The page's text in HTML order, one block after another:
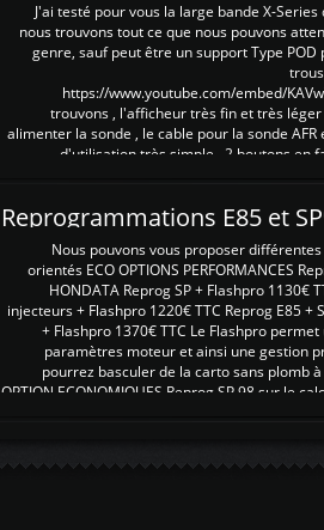
J'ai testé pour vous la large bande X-Series
nous trouvons tout ce que nous pouvons
genre, sauf peut être un support Type
https://www.youtube.com/embed/
trouvons , l'afficheur très fin et très
alimenter la sonde , le cable pour la sonde
d'utilisation très simple , 2 boutons en
Nous pouvons vous proposer
orientés ECO OPTIONS PERFORMANCES
HONDATA Reprog SP + Flashpro 1130€
injecteurs + Flashpro 1220€ TTC Reprog E85 +
+ Flashpro 1370€ TTC Le Flashpro
paramètres moteur et ainsi une gestion
pourrez basculer de la carto sans plomb
OPTION ECONOMIQUES Reprog SP 98 sur le